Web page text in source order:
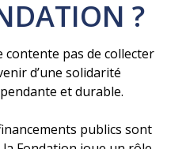
?
contente pas de collecter
d’une solidarité
et durable.
publics sont